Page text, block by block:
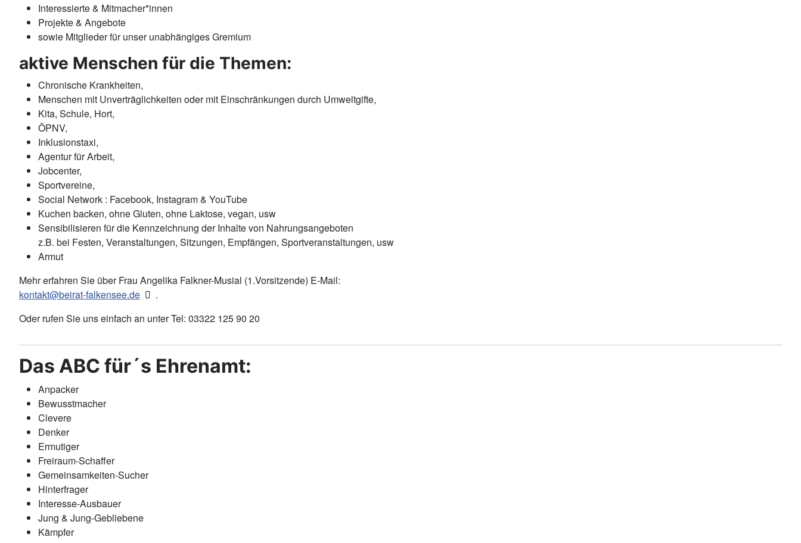
Interessierte & Mitmacher*innen
Projekte & Angebote
sowie Mitglieder für unser unabhängiges Gremium
aktive Menschen für die Themen:
Chronische Krankheiten,
Menschen mit Unverträglichkeiten oder mit Einschränkungen durch Umweltgifte,
Kita, Schule, Hort,
ÖPNV,
Inklusionstaxi,
Agentur für Arbeit,
Jobcenter,
Sportvereine,
Social Network : Facebook, Instagram & YouTube
Kuchen backen, ohne Gluten, ohne Laktose, vegan, usw
Sensibilisieren für die Kennzeichnung der Inhalte von Nahrungsangeboten
z.B. bei Festen, Veranstaltungen, Sitzungen, Empfängen, Sportveranstaltungen, usw
Armut
Mehr erfahren Sie über Frau Angelika Falkner-Musial (1.Vorsitzende) E-Mail:
kontakt@beirat-falkensee.de
.
Oder rufen Sie uns einfach an unter Tel: 03322 125 90 20
Das ABC für´s Ehrenamt:
Anpacker
Bewusstmacher
Clevere
Denker
Ermutiger
Freiraum-Schaffer
Gemeinsamkeiten-Sucher
Hinterfrager
Interesse-Ausbauer
Jung & Jung-Gebliebene
Kämpfer